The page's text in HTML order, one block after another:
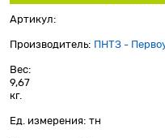
Артикул:
Производитель: ПНТЗ -
Вес:
9,67
кг.
Ед. измерения: тн